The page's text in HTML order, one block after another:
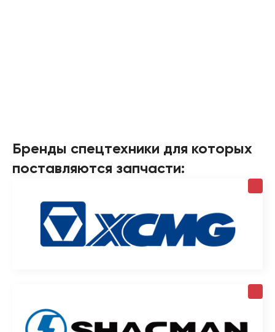
Бренды спецтехники для которых
поставляются запчасти: